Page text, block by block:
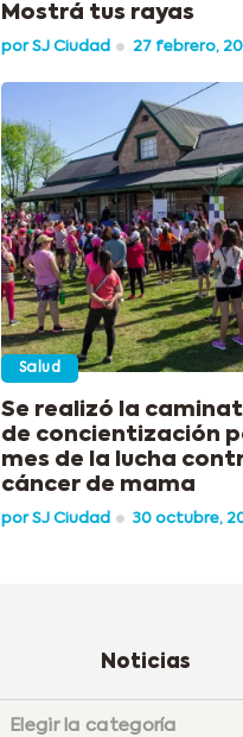
Mostrá tus rayas
porSJ Ciudad 27 febrero,
Salud
Se realizó la
de concientización
mes de la lucha
cáncer de mama
porSJ Ciudad 30 octubre,
Noticias